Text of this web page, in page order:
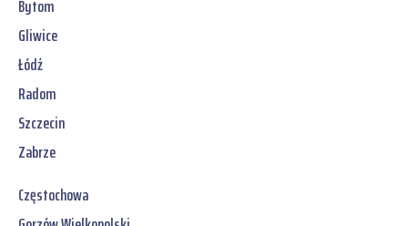
Bytom
Gliwice
Łódź
Radom
Szczecin
Zabrze
Częstochowa